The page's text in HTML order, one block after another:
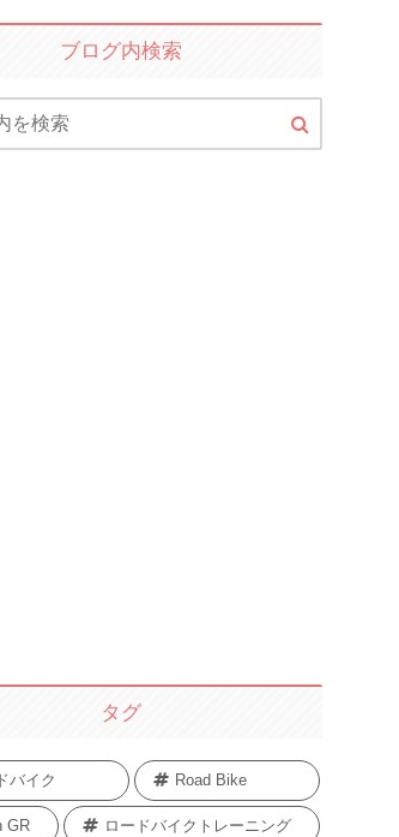
ブログ内検索
タグ
バイク Road Bike
GR ロードバイクトレーニング